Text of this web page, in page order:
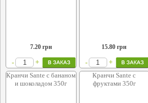
7.20грн
- +
15.80 грн
- +
Кранчи Sante с бананом
и шоколадом 350г
Кранчи Sante с
фруктами 350г